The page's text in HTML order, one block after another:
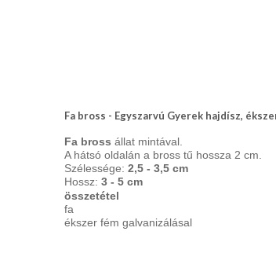
Fa bross - Egyszarvú Gyerek hajdísz,
Fa bross állat mintával.
A hátsó oldalán a bross tű hossza 2 cm.
Szélessége: 2,5 - 3,5 cm
Hossz: 3 - 5 cm
összetétel
fa
ékszer fém galvanizálásal